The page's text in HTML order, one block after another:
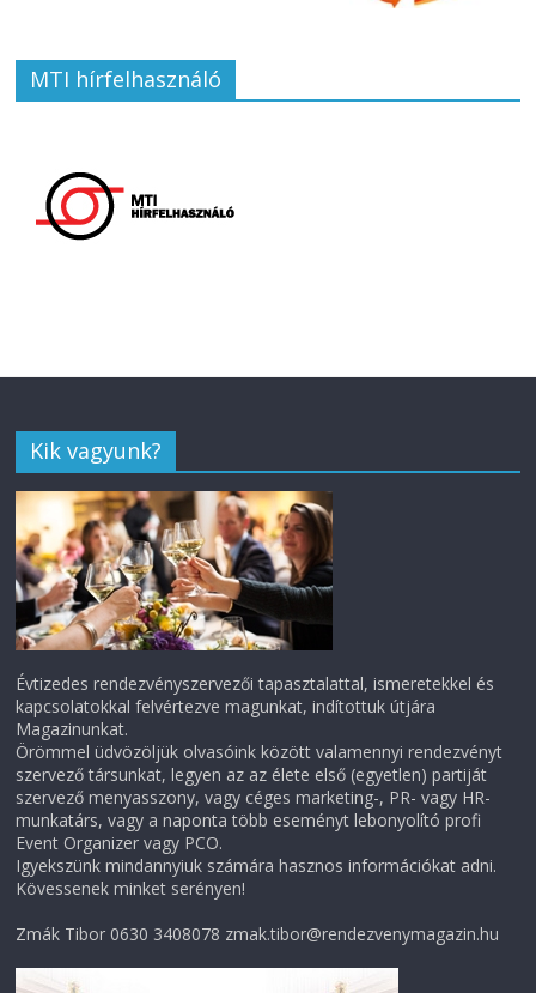
MTI hírfelhasználó
Kik vagyunk?
Évtizedes rendezvényszervezői tapasztalattal, ismeretekkel és
kapcsolatokkal felvértezve magunkat, indítottuk útjára
Magazinunkat.
Örömmel üdvözöljük olvasóink között valamennyi rendezvényt
szervező társunkat, legyen az az élete első (egyetlen) partiját
szervező menyasszony, vagy céges marketing-, PR- vagy HR-
munkatárs, vagy a naponta több eseményt lebonyolító profi
Event Organizer vagy PCO.
Igyekszünk mindannyiuk számára hasznos információkat adni.
Kövessenek minket serényen!
Zmák Tibor 0630 3408078 zmak.tibor@rendezvenymagazin.hu